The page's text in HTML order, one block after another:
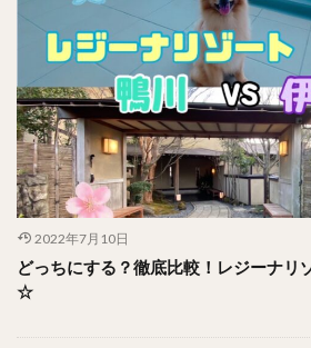
2022年7月10日
どっちにする？徹底比較！レジーナリ
☆